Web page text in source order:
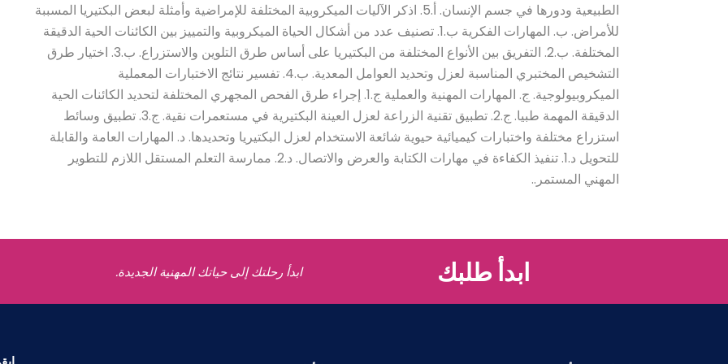
الطبيعية ودورها في جسم الإنسان. أ.5. اذكر الآليات الميكروبية المختلفة للإمراضية وأمثلة لبعض البكتيريا المسببة
للأمراض. ب. المهارات الفكرية ب.1. تصنيف عدد من أشكال الحياة الميكروبية والتمييز بين الكائنات الحية الدقيقة
المختلفة. ب.2. التفريق بين الأنواع المختلفة من البكتيريا على أساس طرق التلوين والاستزراع. ب.3. اختيار طرق
التشخيص المختبري المناسبة لعزل وتحديد العوامل المعدية. ب.4. تفسير نتائج الاختبارات المعملية
الميكروبيولوجية. ج. المهارات المهنية والعملية ج.1. إجراء طرق الفحص المجهري المختلفة لتحديد الكائنات الحية
الدقيقة المهمة طبيا. ج.2. تطبيق تقنية الزراعة لعزل العينة البكتيرية في مستعمرات نقية. ج.3. تطبيق وسائط
استزراع مختلفة واختبارات كيميائية حيوية شائعة الاستخدام لعزل البكتيريا وتحديدها. د. المهارات العامة والقابلة
للتحويل د.1. تنفيذ الكفاءة في مهارات الكتابة والعرض والاتصال. د.2. ممارسة التعلم المستقل اللازم للتطوير
المهني المستمر..
ابدأ طلبك ابدأ رحلتك إلى حياتك المهنية الجديدة.